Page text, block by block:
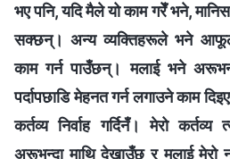
भए पनि, यदि मैले यो काम गरेँ भने,
सक्छन्। अन्य व्यक्तिहरूले भने
काम गर्न पाउँछन्। मलाई भने
पर्दापछाडि मेहनत गर्न लगाउने काम
कर्तव्य निर्वाह गर्दिनँ। मेरो
अरूभन्दा माथि देखाउँछ र मलाई मेरो